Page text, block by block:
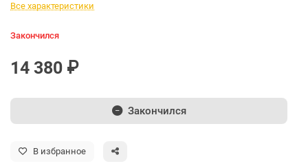
Все характеристики
Закончился
14 380 ₽
Закончился
В избранное